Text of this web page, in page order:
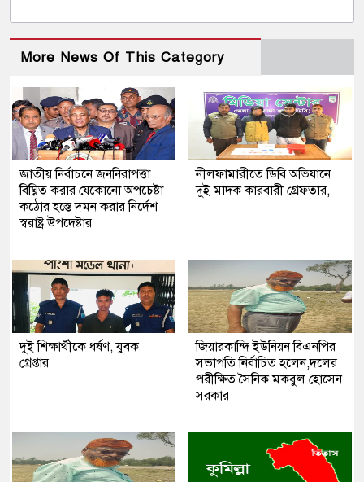
More News Of This Category
জাতীয় নির্বাচনে জননিরাপত্তা
বিঘ্নিত করার যেকোনো অপচেষ্টা
কঠোর হস্তে দমন করার নির্দেশ
স্বরাষ্ট্র উপদেষ্টার
নীলফামারীতে ডিবি অভিযানে
দুই মাদক কারবারী গ্রেফতার,
দুই শিক্ষার্থীকে ধর্ষণ, যুবক
গ্রেপ্তার
জিয়ারকান্দি ইউনিয়ন বিএনপির
সভাপতি নির্বাচিত হলেন,দলের
পরীক্ষিত সৈনিক মকবুল হোসেন
সরকার